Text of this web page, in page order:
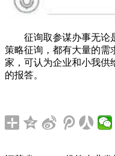
征询取参谋办事无论
策略征询，都有大量的需
家，可认为企业和小我供
的报答。